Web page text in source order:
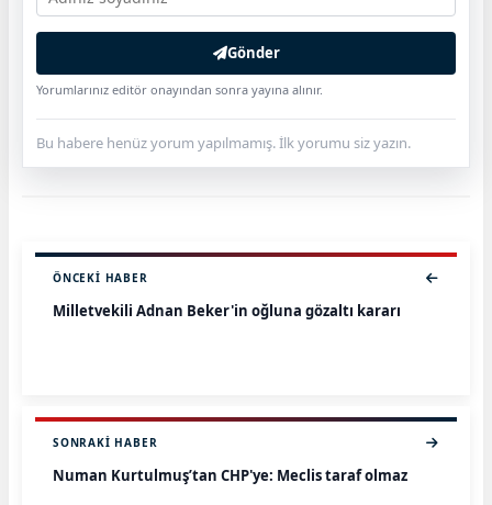
Gönder
Yorumlarınız editör onayından sonra yayına alınır.
Bu habere henüz yorum yapılmamış. İlk yorumu siz yazın.
ÖNCEKI HABER
Milletvekili Adnan Beker'in oğluna gözaltı kararı
SONRAKI HABER
Numan Kurtulmuş’tan CHP'ye: Meclis taraf olmaz